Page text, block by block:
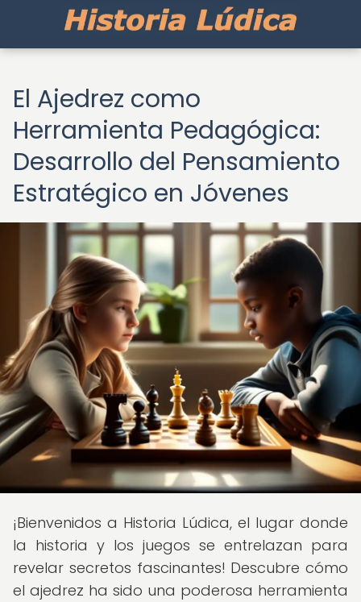
El Ajedrez como
Herramienta Pedagógica:
Desarrollo del Pensamiento
Estratégico en Jóvenes
¡Bienvenidos a Historia Lúdica, el lugar donde
la historia y los juegos se entrelazan para
revelar secretos fascinantes! Descubre cómo
el ajedrez ha sido una poderosa herramienta